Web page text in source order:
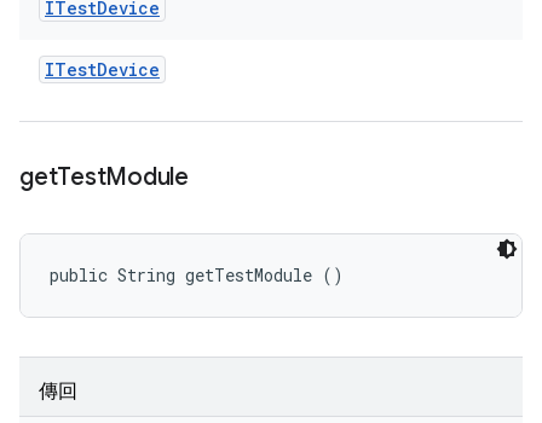
ITestDevice
ITestDevice
getTestModule
public String getTestModule ()
傳回